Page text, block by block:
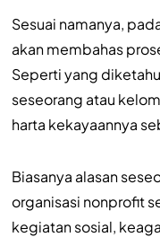
Sesuai namanya,
akan membahas
Seperti yang
seseorang atau
harta kekayaannya
Biasanya alasan
organisasi nonprofit
kegiatan sosial,